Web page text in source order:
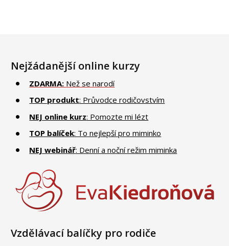
Nejžádanější online kurzy
ZDARMA: Než se narodí
TOP produkt: Průvodce rodičovstvím
NEJ online kurz: Pomozte mi lézt
TOP balíček: To nejlepší pro miminko
NEJ webinář: Denní a noční režim miminka
Vzdělávací balíčky pro rodiče